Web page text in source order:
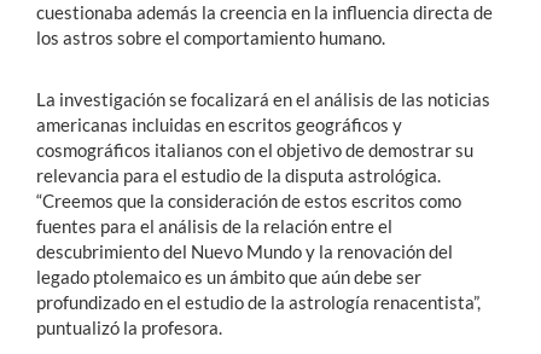
cuestionaba además la creencia en la influencia directa de
los astros sobre el comportamiento humano.
La investigación se focalizará en el análisis de las noticias
americanas incluidas en escritos geográficos y
cosmográficos italianos con el objetivo de demostrar su
relevancia para el estudio de la disputa astrológica.
“Creemos que la consideración de estos escritos como
fuentes para el análisis de la relación entre el
descubrimiento del Nuevo Mundo y la renovación del
legado ptolemaico es un ámbito que aún debe ser
profundizado en el estudio de la astrología renacentista”,
puntualizó la profesora.